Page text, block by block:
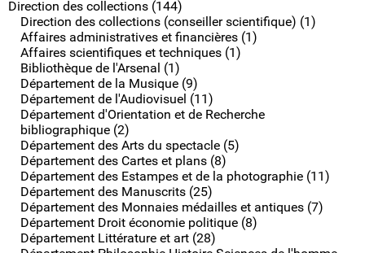
Direction des collections (144)
Direction des collections (conseiller scientifique) (1)
Affaires administratives et financières (1)
Affaires scientifiques et techniques (1)
Bibliothèque de l'Arsenal (1)
Département de la Musique (9)
Département de l'Audiovisuel (11)
Département d'Orientation et de Recherche
bibliographique (2)
Département des Arts du spectacle (5)
Département des Cartes et plans (8)
Département des Estampes et de la photographie (11)
Département des Manuscrits (25)
Département des Monnaies médailles et antiques (7)
Département Droit économie politique (8)
Département Littérature et art (28)